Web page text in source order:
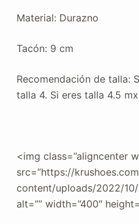
Material: Durazno
Tacón: 9 cm
Recomendación de talla:
talla 4. Si eres talla 4.5
<img class=”aligncenter
src=”https://
content/uploads/2022/10/
alt=”” width=”400″